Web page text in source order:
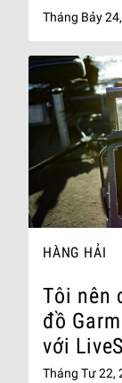
Tháng Bảy
HÀNG HẢI
Tôi nên
đồ
với
Tháng Tư 22,